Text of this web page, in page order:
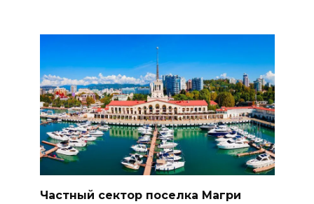
Частный сектор поселка Магри